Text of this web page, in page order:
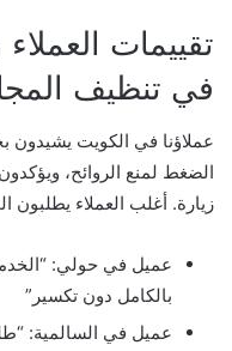
تقييمات
في تنظيف
عملاؤنا في الكويت يشيدون
الضغط لمنع الروائح،
زيارة. أغلب العملاء يطلبون
عميل في حولي:
بالكامل دون تكسير”
عميل في السالمية: